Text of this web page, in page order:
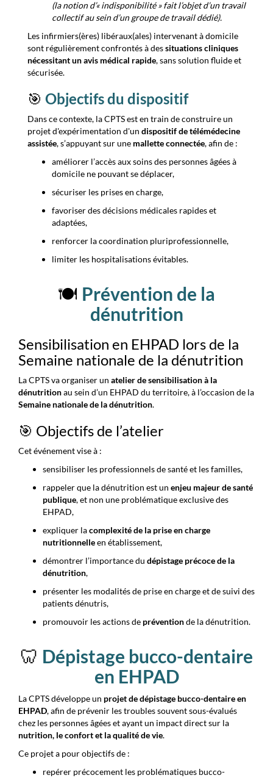
(la notion d’« indisponibilité » fait l’objet d’un travail
collectif au sein d’un groupe de travail dédié).
Les infirmiers(ères) libéraux(ales) intervenant à domicile
sont régulièrement confrontés à dessituations cliniques
nécessitant un avis médical rapide, sans solution fluide et
sécurisée.
🎯 Objectifs du dispositif
Dans ce contexte, la CPTS est en train de construire un
projet d'expérimentation d'un dispositif de télémédecine
assistée, s’appuyant sur une mallette connectée, afin de :
améliorer l’accès aux soins des personnes âgées à
domicile ne pouvant se déplacer,
sécuriser les prises en charge,
favoriser des décisions médicales rapides et
adaptées,
renforcer la coordination pluriprofessionnelle,
limiter les hospitalisations évitables.
🍽️ Prévention de la
dénutrition
Sensibilisation en EHPAD lors de la
Semaine nationale de la dénutrition
La CPTS va organiser un atelier de sensibilisation à la
dénutritionau sein d’un EHPAD du territoire, à l’occasion de la
Semaine nationale de la dénutrition.
🎯 Objectifs de l’atelier
Cet événement vise à :
sensibiliser les professionnels de santé et les familles,
rappeler que la dénutrition est un enjeu majeur de santé
publique, et non une problématique exclusive des
EHPAD,
expliquer lacomplexité de la prise en charge
nutritionnelleen établissement,
démontrer l’importance du dépistage précoce de la
dénutrition,
présenter les modalités de prise en charge et de suivi des
patients dénutris,
promouvoir les actions de préventionde la dénutrition.
🦷 Dépistage bucco-dentaire
en EHPAD
La CPTS développe un projet de dépistage bucco-dentaire en
EHPAD, afin de prévenir les troubles souvent sous-évalués
chez les personnes âgées et ayant un impact direct sur la
nutrition, le confort et la qualité de vie.
Ce projet a pour objectifs de :
repérer précocement les problématiques bucco-